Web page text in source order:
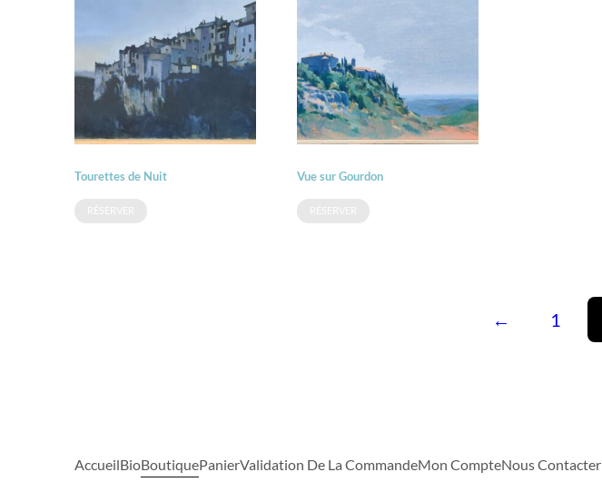
Tourettes de Nuit Vue sur Gourdon
← 1
AccueilBioBoutiquePanierValidation De La CommandeMon CompteNous Contacter